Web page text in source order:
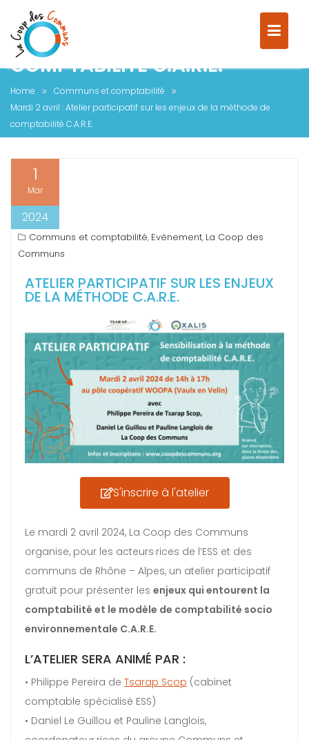
PARTICIPATIF SUR LES ENJEUX
DE LA MÉTHODE DE
COMPTABILITÉ C.A.R.E.
Home
Communs et comptabilité
Mardi 2 avril : Atelier participatif sur les enjeux de la méthode de
comptabilité C.A.R.E.
1
Mar
2024
Communs et comptabilité, Evènement, La Coop des
Communs
ATELIER PARTICIPATIF SUR LES ENJEUX
DE LA MÉTHODE C.A.R.E.
S'inscrire à l'atelier
Le mardi 2 avril 2024, La Coop des Communs
organise, pour les acteurs·rices de l’ESS et des
communs de Rhône – Alpes, un atelier participatif
gratuit pour présenter les enjeux qui entourent la
comptabilité et le modèle de comptabilité socio
environnementale C.A.R.E.
L’ATELIER SERA ANIMÉ PAR :
• Philippe Pereira de Tsarap Scop (cabinet
comptable spécialisé ESS)
• Daniel Le Guillou et Pauline Langlois,